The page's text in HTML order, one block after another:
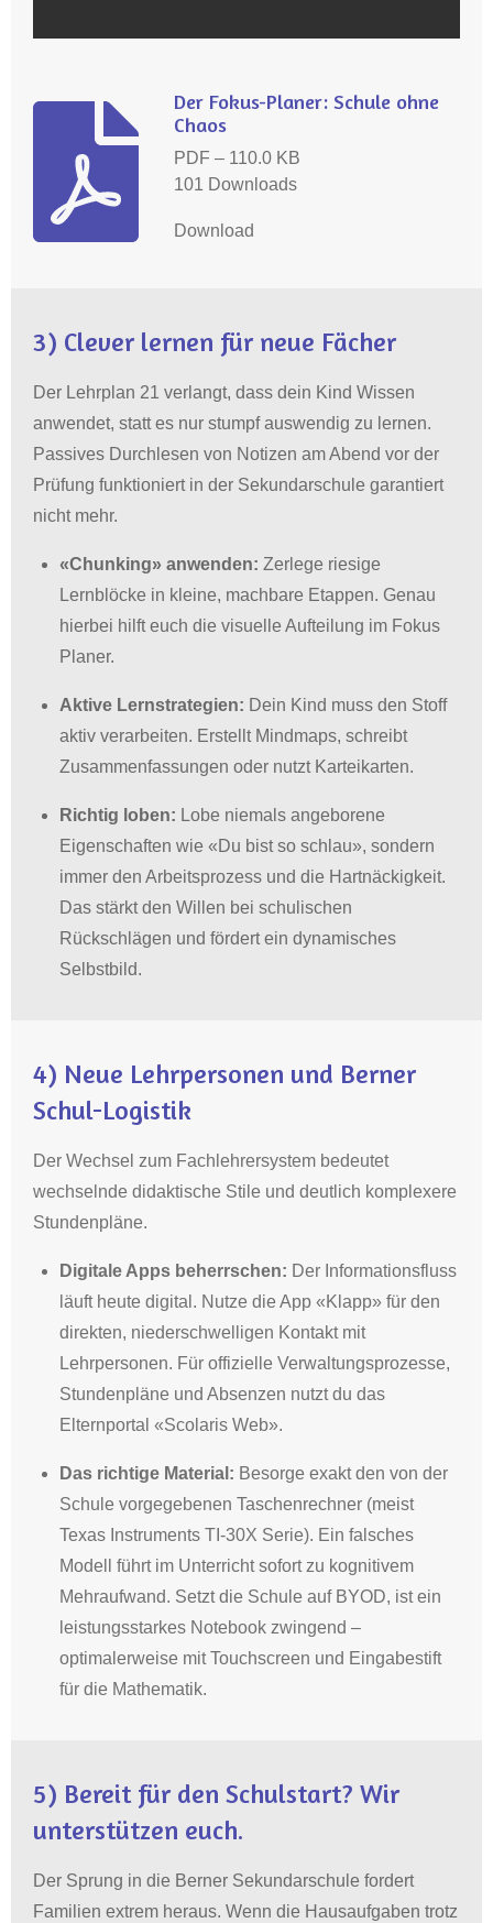
Der Fokus-Planer: Schule ohne
Chaos
PDF – 110.0 KB
101 Downloads
Download
3) Clever lernen für neue Fächer
Der Lehrplan 21 verlangt, dass dein Kind Wissen
anwendet, statt es nur stumpf auswendig zu lernen.
Passives Durchlesen von Notizen am Abend vor der
Prüfung funktioniert in der Sekundarschule garantiert
nicht mehr.
«Chunking» anwenden: Zerlege riesige
Lernblöcke in kleine, machbare Etappen. Genau
hierbei hilft euch die visuelle Aufteilung im Fokus
Planer.
Aktive Lernstrategien: Dein Kind muss den Stoff
aktiv verarbeiten. Erstellt Mindmaps, schreibt
Zusammenfassungen oder nutzt Karteikarten.
Richtig loben: Lobe niemals angeborene
Eigenschaften wie «Du bist so schlau», sondern
immer den Arbeitsprozess und die Hartnäckigkeit.
Das stärkt den Willen bei schulischen
Rückschlägen und fördert ein dynamisches
Selbstbild.
4) Neue Lehrpersonen und Berner
Schul-Logistik
Der Wechsel zum Fachlehrersystem bedeutet
wechselnde didaktische Stile und deutlich komplexere
Stundenpläne.
Digitale Apps beherrschen: Der Informationsfluss
läuft heute digital . Nutze die App «Klapp» für den
direkten, niederschwelligen Kontakt mit
Lehrpersonen. Für offizielle Verwaltungsprozesse,
Stundenpläne und Absenzen nutzt du das
Elternportal «Scolaris Web».
Das richtige Material: Besorge exakt den von der
Schule vorgegebenen Taschenrechner (meist
Texas Instruments TI-30X Serie). Ein falsches
Modell führt im Unterricht sofort zu kognitivem
Mehraufwand. Setzt die Schule auf BYOD, ist ein
leistungsstarkes Notebook zwingend –
optimalerweise mit Touchscreen und Eingabestift
für die Mathematik.
5) Bereit für den Schulstart? Wir
unterstützen euch.
Der Sprung in die Berner Sekundarschule fordert
Familien extrem heraus. Wenn die Hausaufgaben trotz